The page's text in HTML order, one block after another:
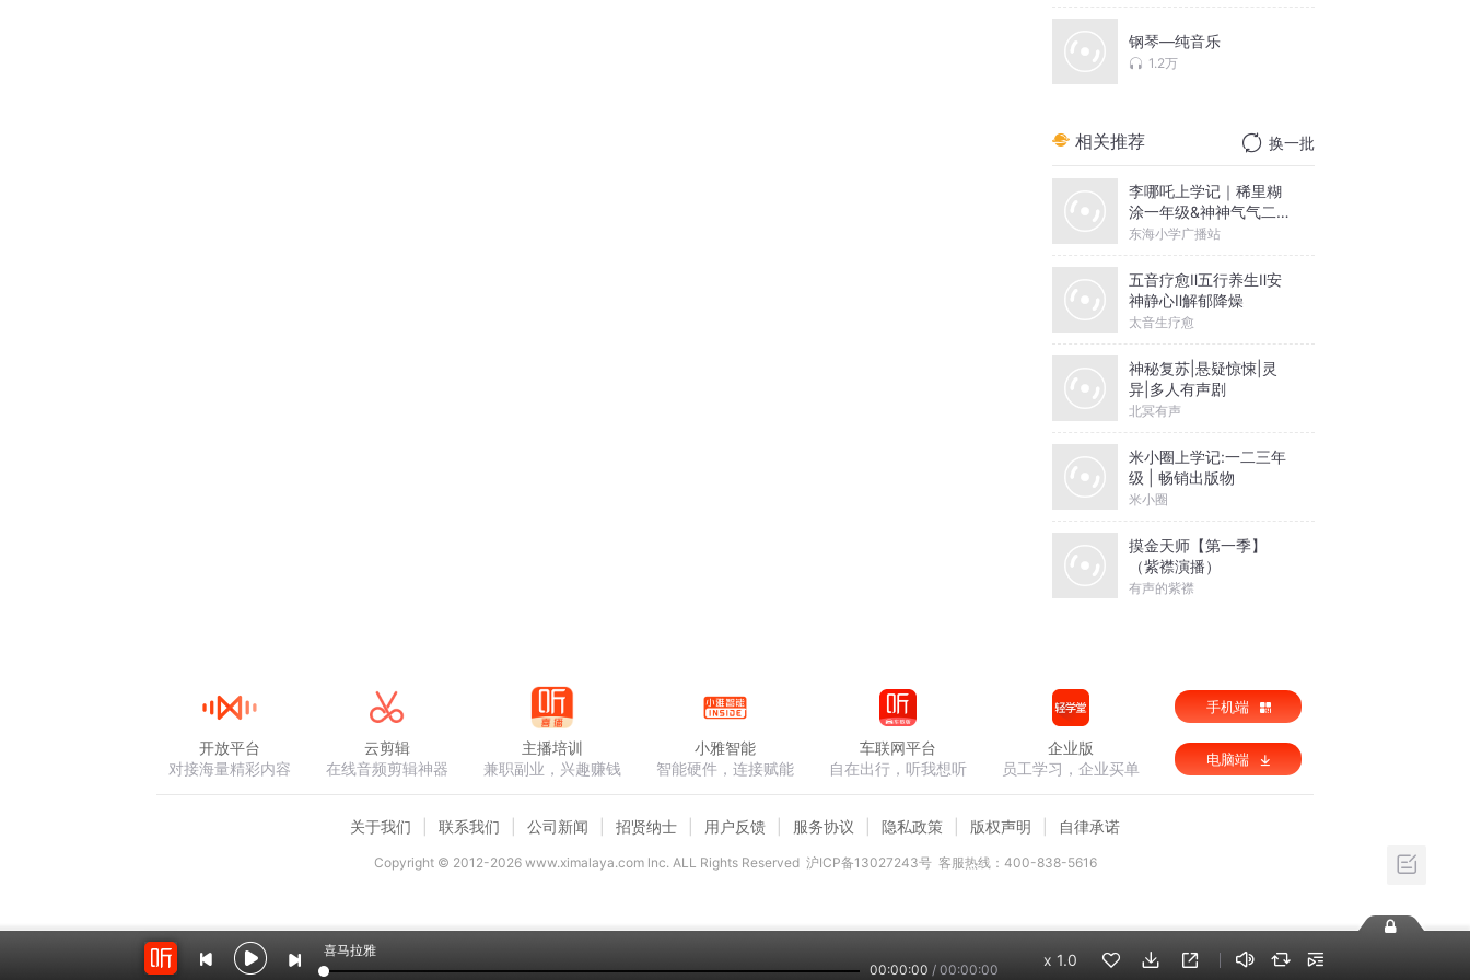
钢琴—纯音乐
1.2万
相关推荐 换一批
李哪吒上学记｜稀里糊
涂一年级&神神气气二年
级
东海小学广播站
五音疗愈Ⅱ五行养生Ⅱ安
神静心Ⅱ解郁降燥
太音生疗愈
神秘复苏|悬疑惊悚|灵
异|多人有声剧
北冥有声
米小圈上学记:一二三年
级 | 畅销出版物
米小圈
摸金天师【第一季】
（紫襟演播）
有声的紫襟
喜马拉雅
00:00:00 / 00:00:00
x 1.0
开放平台
对接海量精彩内容
云剪辑
在线音频剪辑神器
主播培训
兼职副业，兴趣赚钱
小雅智能
智能硬件，连接赋能
车联网平台
自在出行，听我想听
企业版
员工学习，企业买单
手机端
电脑端
关于我们 联系我们 公司新闻 招贤纳士 用户反馈 服务协议 隐私政策 版权声明 自律承诺
Copyright © 2012-2026www.ximalaya.com lnc. ALL Rights Reserved 沪ICP备13027243号 客服热线：400-838-5616